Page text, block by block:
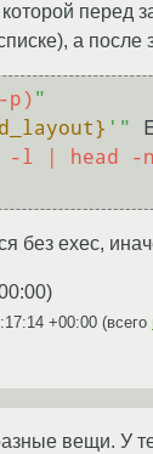
перед
а
p) "
'"
-l | head -
exec,
)
+00:00 (всего
вещи. У